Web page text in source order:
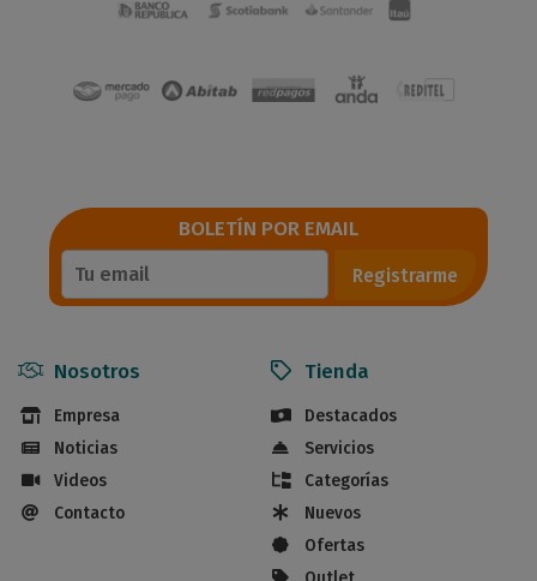
BOLETÍN POR EMAIL
Registrarme
Nosotros
Empresa
Noticias
Videos
Contacto
Tienda
Destacados
Servicios
Categorías
Nuevos
Ofertas